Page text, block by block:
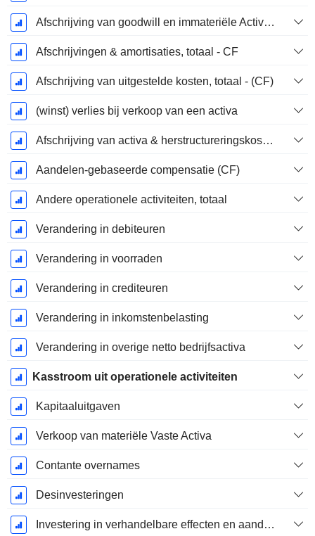
Afschrijving van goodwill en immateriële Activa - (CF) - (Modelspecifiek)
Afschrijvingen & amortisaties, totaal - CF
Afschrijving van uitgestelde kosten, totaal - (CF)
(winst) verlies bij verkoop van een activa
Afschrijving van activa & herstructureringskosten
Aandelen-gebaseerde compensatie (CF)
Andere operationele activiteiten, totaal
Verandering in debiteuren
Verandering in voorraden
Verandering in crediteuren
Verandering in inkomstenbelasting
Verandering in overige netto bedrijfsactiva
Kasstroom uit operationele activiteiten
Kapitaaluitgaven
Verkoop van materiële Vaste Activa
Contante overnames
Desinvesteringen
Investering in verhandelbare effecten en aandelen, totaal